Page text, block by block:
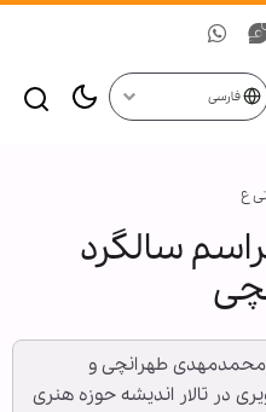
فارسی
ع
سالگرد
طهرانچی و
در تالار اندیشه حوزه‌ هنری